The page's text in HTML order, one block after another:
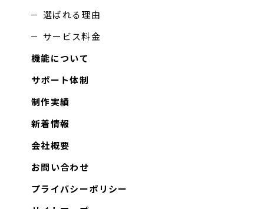
選ばれる理由
サービス料金
機能について
サポート体制
制作実績
新着情報
会社概要
お問い合わせ
プライバシーポリシー